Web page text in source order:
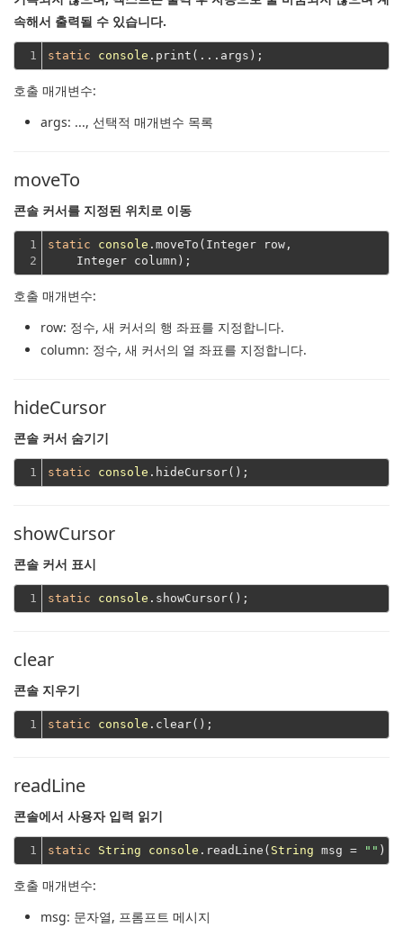
속해서 출력될 수 있습니다.
1 static console
호출 매개변수:
args: ..., 선택적 매개변수 목록
moveTo
콘솔 커서를 지정된 위치로 이동
1
2
static console .moveTo(Integer row,
    Integer column);
호출 매개변수:
row: 정수, 새 커서의 행 좌표를 지정합니다.
column: 정수, 새 커서의 열 좌표를 지정합니다.
hideCursor
콘솔 커서 숨기기
1 static console
showCursor
콘솔 커서 표시
1 static console
clear
콘솔 지우기
1 static console
readLine
콘솔에서 사용자 입력 읽기
1 static String console .readLine( String msg = "" )
호출 매개변수:
msg: 문자열, 프롬프트 메시지